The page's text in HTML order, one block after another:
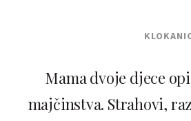
Mama dvoje djece
majčinstva. Strahovi,